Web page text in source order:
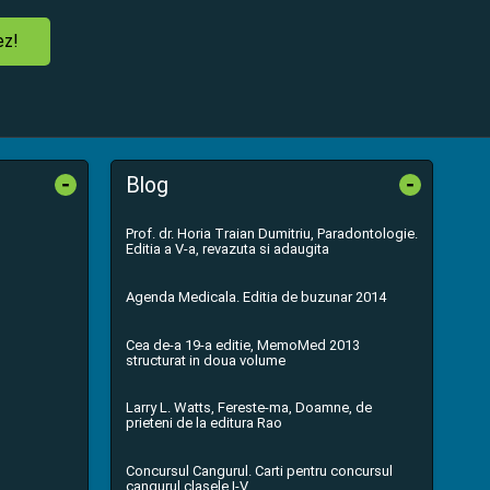
- Blog -
Prof. dr. Horia Traian Dumitriu, Paradontologie.
Editia a V-a, revazuta si adaugita
Agenda Medicala. Editia de buzunar 2014
Cea de-a 19-a editie, MemoMed 2013
structurat in doua volume
Larry L. Watts, Fereste-ma, Doamne, de
prieteni de la editura Rao
Concursul Cangurul. Carti pentru concursul
cangurul clasele I-V